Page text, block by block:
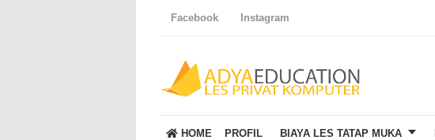
Facebook Instagram
HOME PROFIL BIAYA LES TATAP MUKA